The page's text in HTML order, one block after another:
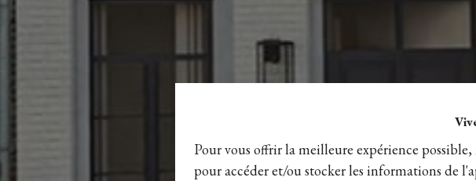
Pour vous offrir la meilleure expérience
pour accéder et/ou stocker les informations de